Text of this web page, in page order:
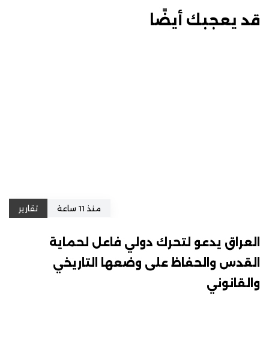
قد يعجبك أيضًا
منذ 11 ساعة تقارير
العراق يدعو لتحرك دولي فاعل لحماية
القدس والحفاظ على وضعها التاريخي
والقانوني